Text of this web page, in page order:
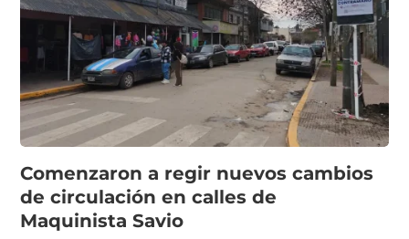
Comenzaron a regir nuevos cambios
de circulación en calles de
Maquinista Savio